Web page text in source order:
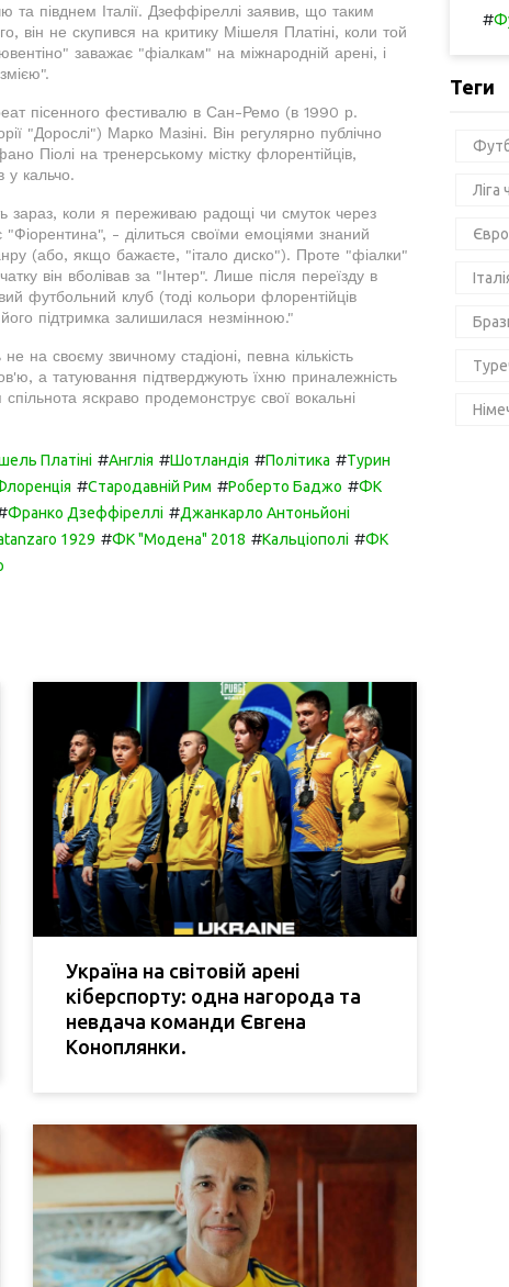
та півднем Італії. Дзеффіреллі заявив, що таким
він не скупився на критику Мішеля Платіні, коли той
заважає "фіалкам" на міжнародній арені, і
пісенного фестивалю в Сан-Ремо (в 1990 р.
"Дорослі") Марко Мазіні. Він регулярно публічно
Піолі на тренерському містку флорентійців,
у кальчо.
зараз, коли я переживаю радощі чи смуток через
- ділиться своїми емоціями знаний
(або, якщо бажаєте, "італо диско"). Проте "фіалки"
він вболівав за "Інтер". Лише після переїзду в
футбольний клуб (тоді кольори флорентійців
підтримка залишилася незмінною."
на своєму звичному стадіоні, певна кількість
а татуювання підтверджують їхню приналежність
яскраво продемонструє свої вокальні
Платіні #Англія #Шотландія #Політика #Турин
#Стародавній Рим #Роберто Баджо #ФК
Франко Дзеффіреллі #Джанкарло Антоньйоні
1929 #ФК "Модена" 2018 #Кальціополі #ФК
Україна на світовій арені
кіберспорту: одна нагорода та
невдача команди Євгена
Коноплянки.
#
Теги
Ліга
Євро